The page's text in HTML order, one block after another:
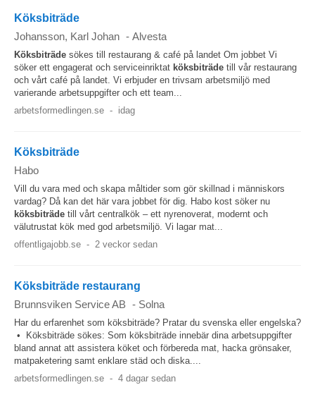
Köksbiträde
Johansson, Karl Johan - Alvesta
Köksbiträde sökes till restaurang & café på landet Om jobbet Vi
söker ett engagerat och serviceinriktat köksbiträde till vår restaurang
och vårt café på landet. Vi erbjuder en trivsam arbetsmiljö med
varierande arbetsuppgifter och ett team...
arbetsformedlingen.se - idag
Köksbiträde
Habo
Vill du vara med och skapa måltider som gör skillnad i människors
vardag? Då kan det här vara jobbet för dig. Habo kost söker nu
köksbiträde till vårt centralkök – ett nyrenoverat, modernt och
välutrustat kök med god arbetsmiljö. Vi lagar mat...
offentligajobb.se - 2 veckor sedan
Köksbiträde restaurang
Brunnsviken Service AB - Solna
Har du erfarenhet som köksbiträde? Pratar du svenska eller engelska?
• Köksbiträde sökes: Som köksbiträde innebär dina arbetsuppgifter
bland annat att assistera köket och förbereda mat, hacka grönsaker,
matpaketering samt enklare städ och diska....
arbetsformedlingen.se - 4 dagar sedan